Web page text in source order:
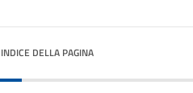
INDICE DELLA PAGINA